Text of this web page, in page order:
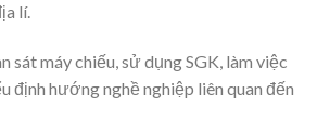
lí.
sát máy chiếu, sử dụng SGK, làm việc
định hướng nghề nghiệp liên quan đến